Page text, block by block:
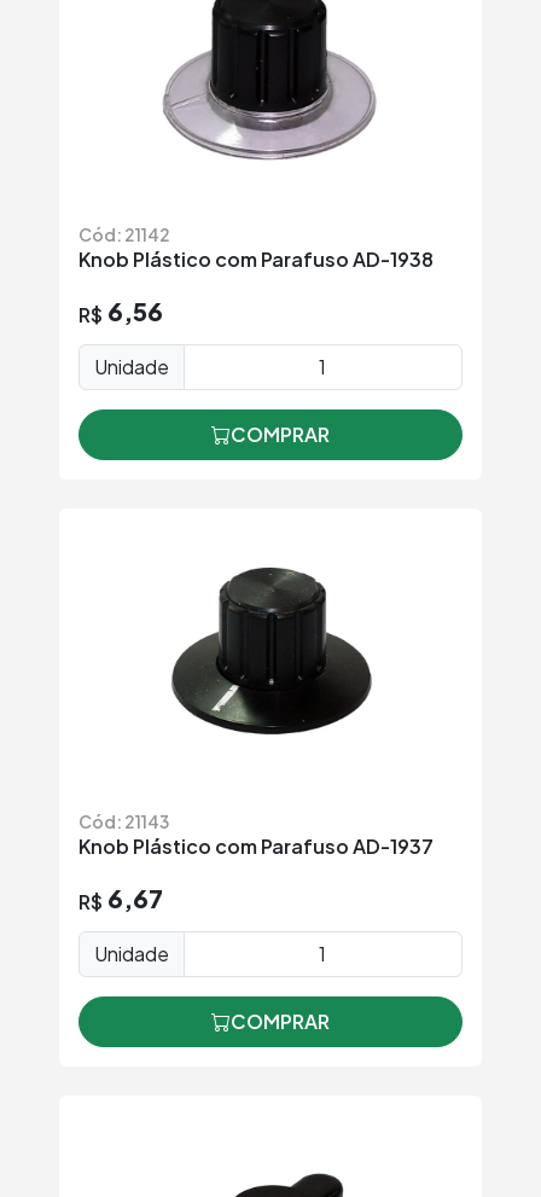
Cód: 21142
Knob Plástico com Parafuso AD-1938
R$ 6,56
Unidade
COMPRAR
Cód: 21143
Knob Plástico com Parafuso AD-1937
R$ 6,67
Unidade
COMPRAR